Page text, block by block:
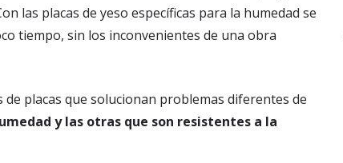
las placas de yeso específicas para la humedad se
tiempo, sin los inconvenientes de una obra
placas que solucionan problemas diferentes de
y las otras que son resistentes a la